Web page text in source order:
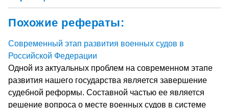
Похожие рефераты:
Современный этап развития военных судов в
Российской Федерации
Одной из актуальных проблем на современном этапе
развития нашего государства является завершение
судебной реформы. Составной частью ее является
решение вопроса о месте военных судов в системе